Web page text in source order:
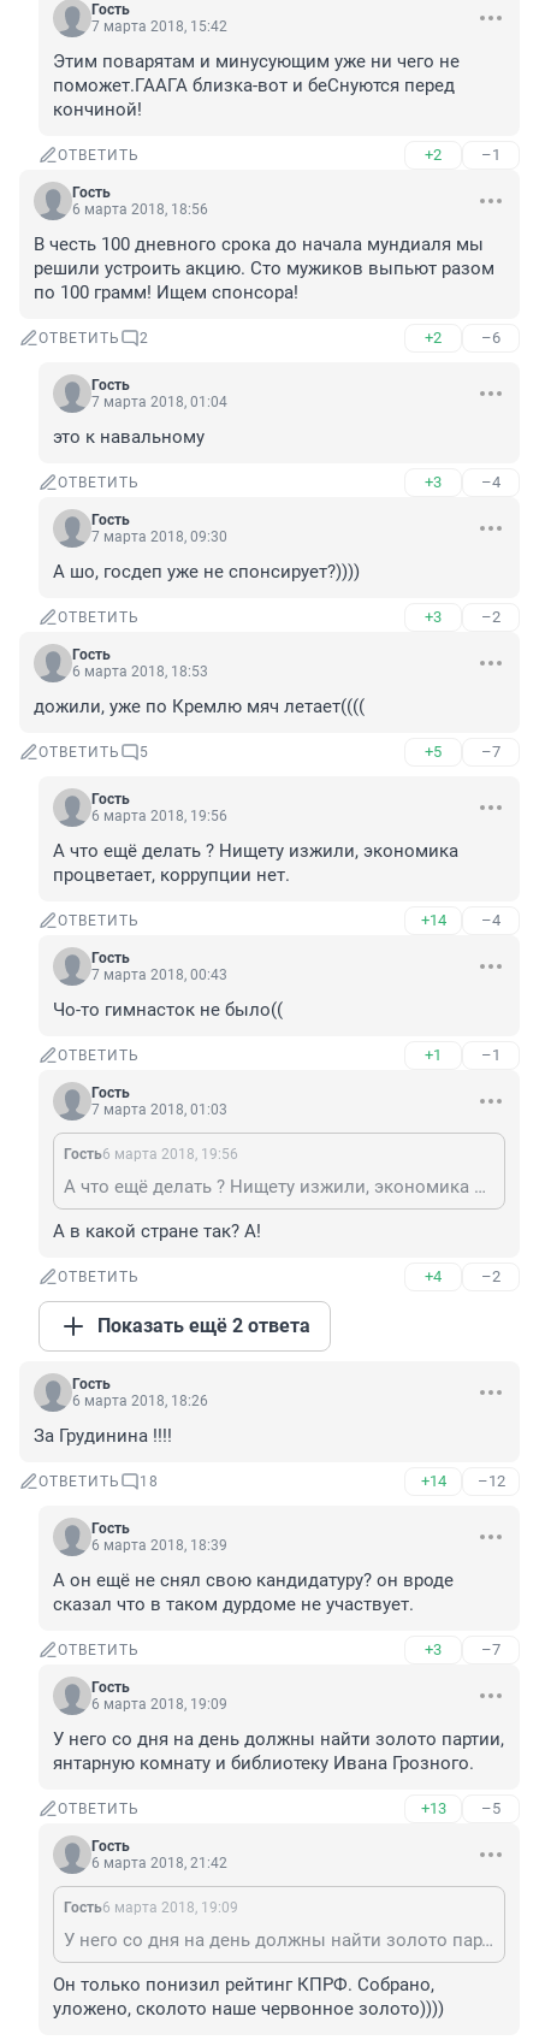
Гость
7 марта 2018, 15:42
Этим поварятам и минусующим уже ни чего не
поможет.ГААГА близка-вот и беСнуются перед
кончиной!
ОТВЕТИТЬ +2 –1
Гость
6 марта 2018, 18:56
В честь 100 дневного срока до начала мундиаля мы
решили устроить акцию. Сто мужиков выпьют разом
по 100 грамм! Ищем спонсора!
ОТВЕТИТЬ 2 +2 –6
Гость
7 марта 2018, 01:04
это к навальному
ОТВЕТИТЬ +3 –4
Гость
7 марта 2018, 09:30
А шо, госдеп уже не спонсирует?))))
ОТВЕТИТЬ +3 –2
Гость
6 марта 2018, 18:53
дожили, уже по Кремлю мяч летает((((
ОТВЕТИТЬ 5 +5 –7
Гость
6 марта 2018, 19:56
А что ещё делать ? Нищету изжили, экономика
процветает, коррупции нет.
ОТВЕТИТЬ +14 –4
Гость
7 марта 2018, 00:43
Чо-то гимнасток не было((
ОТВЕТИТЬ +1 –1
Гость
7 марта 2018, 01:03
Гость6 марта 2018, 19:56
А что ещё делать ? Нищету изжили, экономика процветает, коррупции нет.
А в какой стране так? А!
ОТВЕТИТЬ +4 –2
Показать ещё 2 ответа
Гость
6 марта 2018, 18:26
За Грудинина !!!!
ОТВЕТИТЬ 18 +14 –12
Гость
6 марта 2018, 18:39
А он ещё не снял свою кандидатуру? он вроде
сказал что в таком дурдоме не участвует.
ОТВЕТИТЬ +3 –7
Гость
6 марта 2018, 19:09
У него со дня на день должны найти золото партии,
янтарную комнату и библиотеку Ивана Грозного.
ОТВЕТИТЬ +13 –5
Гость
6 марта 2018, 21:42
Гость6 марта 2018, 19:09
У него со дня на день должны найти золото партии, янтарную комнату и библиотеку Ивана Грозного.
Он только понизил рейтинг КПРФ. Собрано,
уложено, сколото наше червонное золото))))